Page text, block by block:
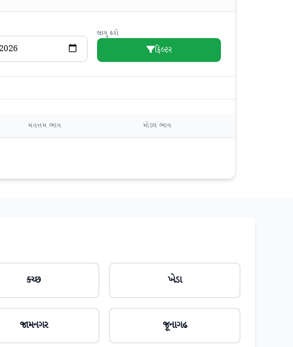
લાગુ કરો
ફિલ્ટર
મહત્તમ ભાવ મોડલ ભાવ
કચ્છ ખેડા
જામનગર જૂનાગઢ